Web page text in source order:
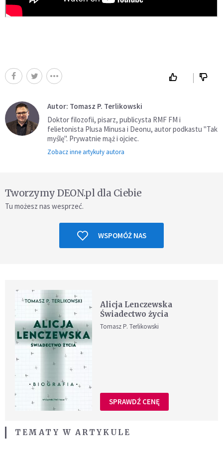
Autor: Tomasz P. Terlikowski
Doktor filozofii, pisarz, publicysta RMF FM i
felietonista Plusa Minusa i Deonu, autor podkastu "Tak
myślę". Prywatnie mąż i ojciec.
Zobacz inne artykuły autora
Tworzymy DEON.pl dla Ciebie
Tu możesz nas wesprzeć.
WSPOMÓŻ NAS
Alicja Lenczewska
Świadectwo życia
Tomasz P. Terlikowski
SPRAWDŹ CENĘ
TEMATY W ARTYKULE